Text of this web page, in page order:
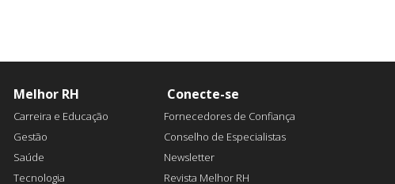
Melhor RH
Carreira e Educação
Gestão
Saúde
Tecnologia
Conecte-se
Fornecedores de Confiança
Conselho de Especialistas
Newsletter
Revista Melhor RH